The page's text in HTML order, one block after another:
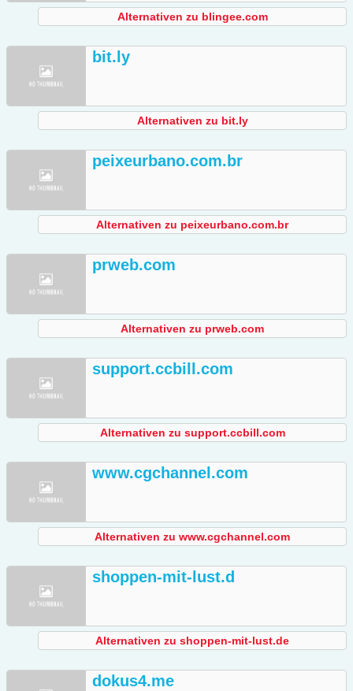
Alternativen zu blingee.com
bit.ly
Alternativen zu bit.ly
peixeurbano.com.br
Alternativen zu peixeurbano.com.br
prweb.com
Alternativen zu prweb.com
support.ccbill.com
Alternativen zu support.ccbill.com
www.cgchannel.com
Alternativen zu www.cgchannel.com
shoppen-mit-lust.d
Alternativen zu shoppen-mit-lust.de
dokus4.me